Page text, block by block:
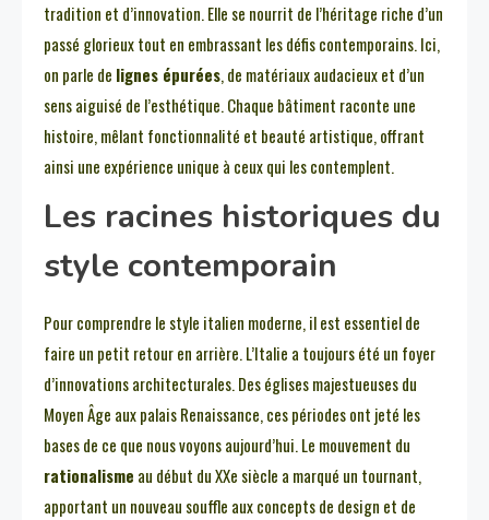
tradition et d’innovation. Elle se nourrit de l’héritage riche d’un
passé glorieux tout en embrassant les défis contemporains. Ici,
on parle de lignes épurées, de matériaux audacieux et d’un
sens aiguisé de l’esthétique. Chaque bâtiment raconte une
histoire, mêlant fonctionnalité et beauté artistique, offrant
ainsi une expérience unique à ceux qui les contemplent.
Les racines historiques du
style contemporain
Pour comprendre le style italien moderne, il est essentiel de
faire un petit retour en arrière. L’Italie a toujours été un foyer
d’innovations architecturales. Des églises majestueuses du
Moyen Âge aux palais Renaissance, ces périodes ont jeté les
bases de ce que nous voyons aujourd’hui. Le mouvement du
rationalisme au début du XXe siècle a marqué un tournant,
apportant un nouveau souffle aux concepts de design et de